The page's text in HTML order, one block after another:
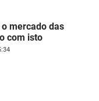
mercado das
com isto